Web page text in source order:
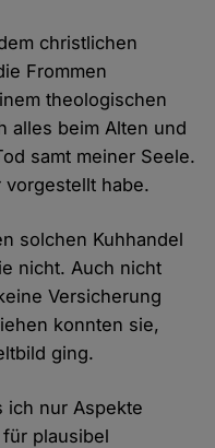
christlichen
Frommen
theologischen
alles beim Alten und
samt meiner Seele.
habe.
solchen Kuhhandel
nicht. Auch nicht
Versicherung
konnten sie,
ging.
ich nur Aspekte
plausibel